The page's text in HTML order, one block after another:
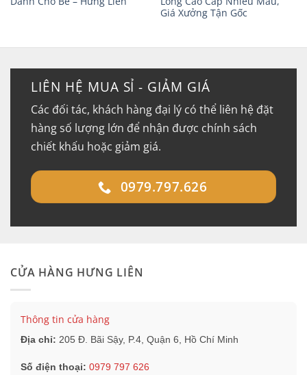
Giá Xưởng Tận Gốc
LIÊN HỆ MUA SỈ - GIẢM GIÁ
Các đối tác, khách hàng đại lý có thể liên hệ đặt
hàng số lượng lớn để nhận được chính sách
chiết khấu hoặc giảm giá.
0979.797.626
CỬA HÀNG HƯNG LIÊN
Thông tin cửa hàng
Địa chỉ: 205 Đ. Bãi Sậy, P.4, Quận 6, Hồ Chí Minh
Số điện thoại: 0979 797 626